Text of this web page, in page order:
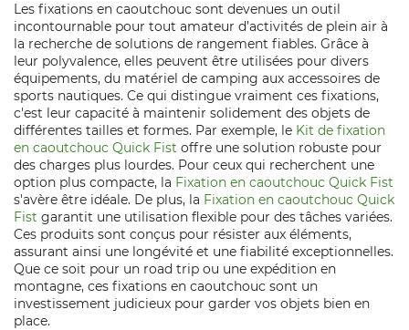
Les fixations en caoutchouc sont devenues un outil
incontournable pour tout amateur d’activités de plein air à
la recherche de solutions de rangement fiables. Grâce à
leur polyvalence, elles peuvent être utilisées pour divers
équipements, du matériel de camping aux accessoires de
sports nautiques. Ce qui distingue vraiment ces fixations,
c'est leur capacité à maintenir solidement des objets de
différentes tailles et formes. Par exemple, le Kit de fixation
en caoutchouc Quick Fist offre une solution robuste pour
des charges plus lourdes. Pour ceux qui recherchent une
option plus compacte, la Fixation en caoutchouc Quick Fist
s'avère être idéale. De plus, la Fixation en caoutchouc Quick
Fist garantit une utilisation flexible pour des tâches variées.
Ces produits sont conçus pour résister aux éléments,
assurant ainsi une longévité et une fiabilité exceptionnelles.
Que ce soit pour un road trip ou une expédition en
montagne, ces fixations en caoutchouc sont un
investissement judicieux pour garder vos objets bien en
place.